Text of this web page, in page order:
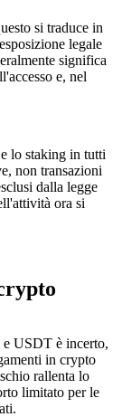
si traduce in
legale
significa
e, nel
lo staking in tutti
non transazioni
dalla legge
ora si
USDT è incerto,
in crypto
rallenta lo
limitato per le